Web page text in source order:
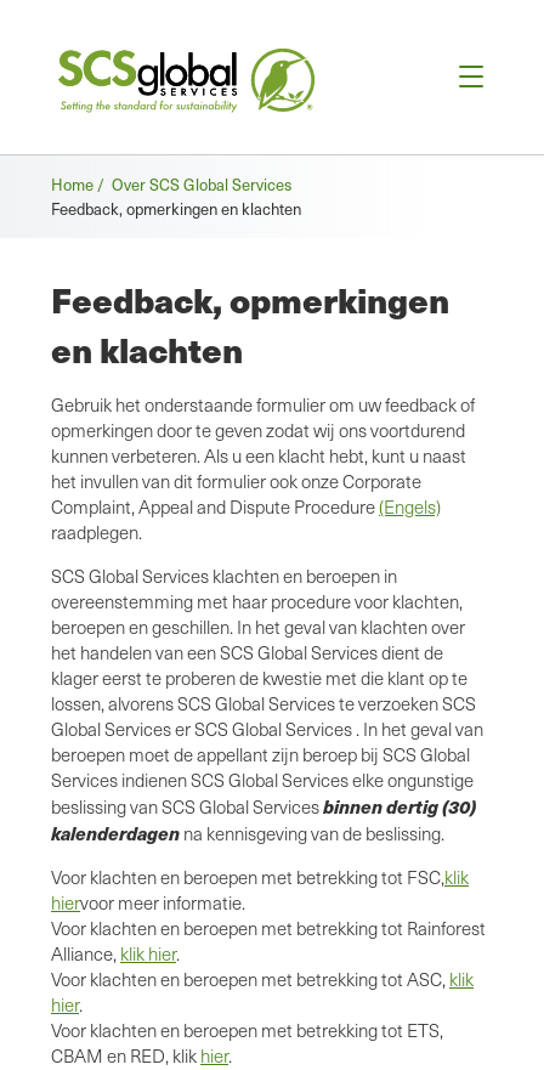
Broodkruimel
Home / Over SCS Global Services
Feedback, opmerkingen en klachten
Feedback, opmerkingen
en klachten
Gebruik het onderstaande formulier om uw feedback of
opmerkingen door te geven zodat wij ons voortdurend
kunnen verbeteren. Als u een klacht hebt, kunt u naast
het invullen van dit formulier ook onze Corporate
Complaint, Appeal and Dispute Procedure(Engels)
raadplegen.
SCS Global Services klachten en beroepen in
overeenstemming met haar procedure voor klachten,
beroepen en geschillen. In het geval van klachten over
het handelen van een SCS Global Services dient de
klager eerst te proberen de kwestie met die klant op te
lossen, alvorens SCS Global Services te verzoeken SCS
Global Services er SCS Global Services . In het geval van
beroepen moet de appellant zijn beroep bij SCS Global
Services indienen SCS Global Services elke ongunstige
beslissing van SCS Global Servicesbinnen dertig (30)
kalenderdagen na kennisgeving van de beslissing.
Voor klachten en beroepen met betrekking tot FSC,klik
hiervoor meer informatie.
Voor klachten en beroepen met betrekking tot Rainforest
Alliance, klik hier.
Voor klachten en beroepen met betrekking tot ASC, klik
hier.
Voor klachten en beroepen met betrekking tot ETS,
CBAM en RED, klik hier.